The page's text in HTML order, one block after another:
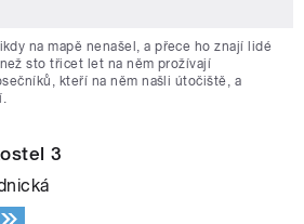
na mapě nenašel, a přece ho znají lidé
sto třicet let na něm prožívají
kteří na něm našli útočiště, a
3